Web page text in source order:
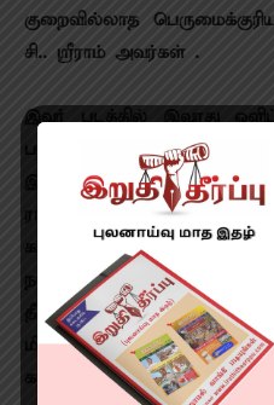
குறைவில்லாத
சி.. ஸ்ரீராம் அவர்கள் .
இவர் படத்தில் இவரது
பார்த்த சாதாரண வீடு
இவ்வளவு அழகாக
ராகம் ‘படத்தைப் பார்த்து
காட்டன் புடவையைக் கூட
நான் வியந்தேன். ‘திருடா
தீ ‘ பாடலில் நாம்
மியூசியத்தைக் கூட
கமலா தியேட்டரில்